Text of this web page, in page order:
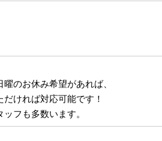
のお休み希望があれば、
ければ対応可能です！
フも多数います。